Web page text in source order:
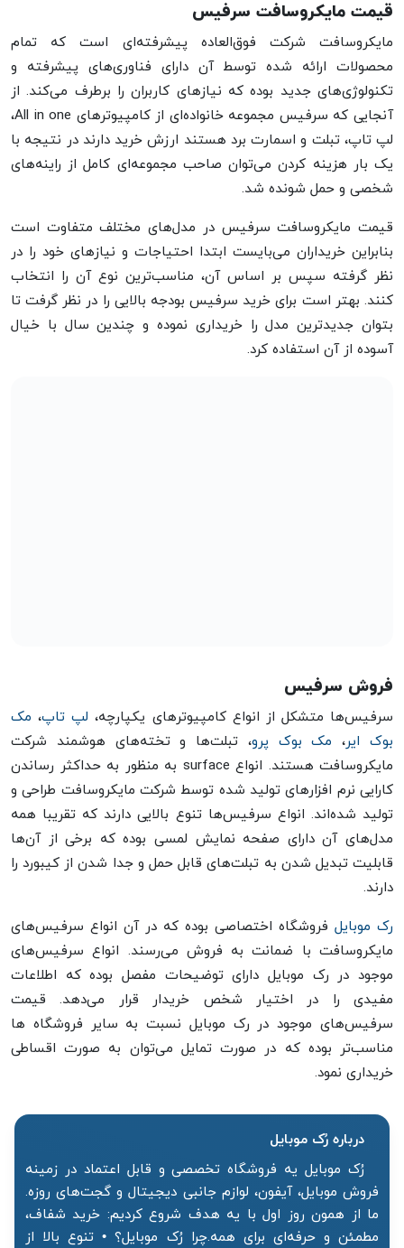
قیمت مایکروسافت سرفیس
مایکروسافت شرکت فوق‌العاده پیشرفته‌ای است که تمام
محصولات ارائه شده توسط آن دارای فناوری‌های پیشرفته و
تکنولوژی‌های جدید بوده که نیازهای کاربران را برطرف می‌کند. از
آنجایی که سرفیس‌ مجموعه خانواده‌ای از کامپیوترهای All in one،
لپ تاپ، تبلت و اسمارت برد هستند ارزش خرید دارند در نتیجه با
یک بار هزینه کردن می‌توان صاحب مجموعه‌ای کامل از راینه‌های
شخصی و حمل شونده شد.
قیمت مایکروسافت سرفیس در مدل‌های مختلف متفاوت است
بنابراین خریداران می‌بایست ابتدا احتیاجات و نیازهای خود را در
نظر گرفته سپس بر اساس آن، مناسب‌ترین نوع آن را انتخاب
کنند. بهتر است برای خرید سرفیس بودجه بالایی را در نظر گرفت تا
بتوان جدیدترین مدل را خریداری نموده و چندین سال با خیال
آسوده از آن استفاده کرد.
فروش سرفیس
سرفیس‌ها متشکل از انواع کامپیوترهای یکپارچه، لپ تاپ، مک
بوک ایر، مک بوک پرو، تبلت‌ها و تخته‌های هوشمند شرکت
مایکروسافت هستند. انواع surface به منظور به حداکثر رساندن
کارایی نرم افزارهای تولید شده توسط شرکت مایکروسافت طراحی و
تولید شده‌اند. انواع سرفیس‌ها تنوع بالایی دارند که تقریبا همه
مدل‌های آن دارای صفحه نمایش لمسی بوده که برخی از آن‌ها
قابلیت تبدیل شدن به تبلت‌های قابل حمل و جدا شدن از کیبورد را
دارند.
رک موبایل فروشگاه اختصاصی بوده که در آن انواع سرفیس‌های
مایکروسافت با ضمانت به فروش می‌رسند. انواع سرفیس‌های
موجود در رک موبایل دارای توضیحات مفصل بوده که اطلاعات
مفیدی را در اختیار شخص خریدار قرار می‌دهد. قیمت
سرفیس‌های موجود در رک موبایل نسبت به سایر فروشگاه ها
مناسب‌تر بوده که در صورت تمایل می‌توان به صورت اقساطی
خریداری نمود.
درباره رُک‌ موبایل
رُک موبایل یه فروشگاه تخصصی و قابل اعتماد در زمینه
فروش موبایل، آیفون، لوازم جانبی دیجیتال و گجت‌های روزه.
ما از همون روز اول با یه هدف شروع کردیم: خرید شفاف،
مطمئن و حرفه‌ای برای همه.چرا رُک موبایل؟ • تنوع بالا از